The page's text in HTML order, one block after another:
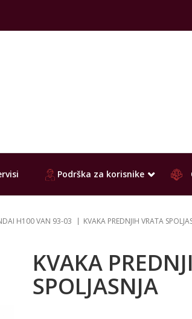
Podrška za korisnike
H100 VAN 93-03 KVAKA PREDNJIH VRATA
KVAKA
SPOLJASNJA